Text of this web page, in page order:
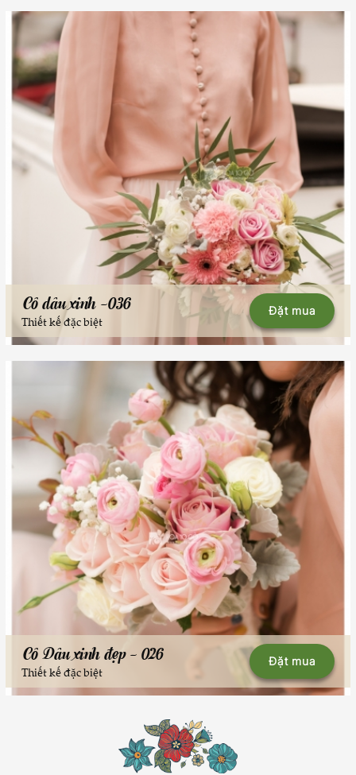
Cô dâu xinh -036 Đặt mua
Thiết kế đặc biệt
Cô Dâu xinh đẹp - 026 Đặt mua
Thiết kế đặc biệt